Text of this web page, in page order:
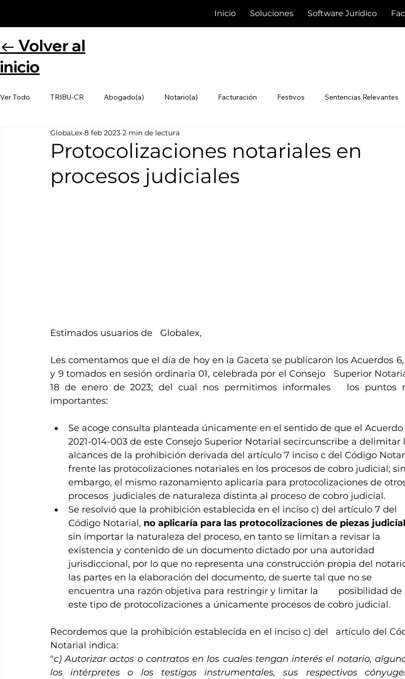
Inicio Soluciones Software Jurídico
Ver Todo TRIBU-CR Abogado(a) Notario(a) Facturación Festivos Sentencias Relevantes
Protocolizaciones notariales en
procesos judiciales
GlobaLex 8 feb 2023 2 min de lectura
Estimados usuarios de   Globalex,
Les comentamos que el día de hoy en la Gaceta se publicaron los Acuerdos 6,
y 9 tomados en sesión ordinaria 01, celebrada por el Consejo   Superior
18 de enero de 2023; del cual nos permitimos informales   los puntos
importantes:
Se acoge consulta planteada únicamente en el sentido de que el Acuerdo
2021-014-003 de este Consejo Superior Notarial secircunscribe a delimitar
alcances de la prohibición derivada del artículo 7 inciso c del Código
frente las protocolizaciones notariales en los procesos de cobro judicial; sin
embargo, el mismo razonamiento aplicaría para protocolizaciones de
procesos  judiciales de naturaleza distinta al proceso de cobro judicial.
Se resolvió que la prohibición establecida en el inciso c) del artículo 7 del
Código Notarial, no aplicaría para las protocolizaciones de piezas
sin importar la naturaleza del proceso, en tanto se limitan a revisar la
existencia y contenido de un documento dictado por una autoridad
jurisdiccional, por lo que no representa una construcción propia del
las partes en la elaboración del documento, de suerte tal que no se
encuentra una razón objetiva para restringir y limitar la        posibilidad de
este tipo de protocolizaciones a únicamente procesos de cobro judicial.
Recordemos que la prohibición establecida en el inciso c) del   artículo del
Notarial indica:
"c) Autorizar actos o contratos en los cuales tengan interés el notario,
los intérpretes o los testigos instrumentales, sus respectivos
← Volver al
inicio